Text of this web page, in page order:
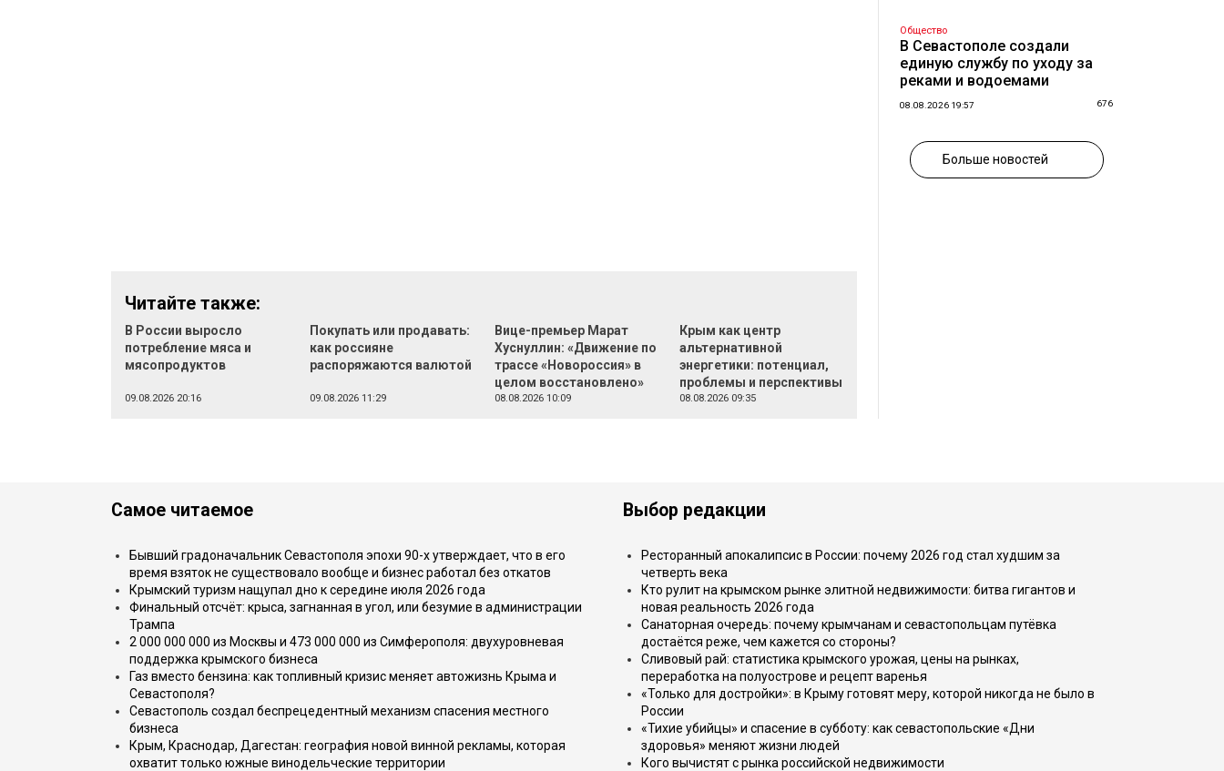
Читайте также:
В России выросло
потребление мяса и
мясопродуктов
09.08.2026 20:16
Покупать или продавать:
как россияне
распоряжаются валютой
09.08.2026 11:29
Вице-премьер Марат
Хуснуллин: «Движение по
трассе «Новороссия» в
целом восстановлено»
08.08.2026 10:09
Крым как центр
альтернативной
энергетики: потенциал,
проблемы и перспективы
08.08.2026 09:35
Общество
В Севастополе создали
единую службу по уходу за
реками и водоемами
08.08.2026 19:57 676
Больше новостей
Самое читаемое
Бывший градоначальник Севастополя эпохи 90-х утверждает, что в его
время взяток не существовало вообще и бизнес работал без откатов
Крымский туризм нащупал дно к середине июля 2026 года
Финальный отсчёт: крыса, загнанная в угол, или безумие в администрации
Трампа
2 000 000 000 из Москвы и 473 000 000 из Симферополя: двухуровневая
поддержка крымского бизнеса
Газ вместо бензина: как топливный кризис меняет автожизнь Крыма и
Севастополя?
Севастополь создал беспрецедентный механизм спасения местного
бизнеса
Крым, Краснодар, Дагестан: география новой винной рекламы, которая
охватит только южные винодельческие территории
Выбор редакции
Ресторанный апокалипсис в России: почему 2026 год стал худшим за
четверть века
Кто рулит на крымском рынке элитной недвижимости: битва гигантов и
новая реальность 2026 года
Санаторная очередь: почему крымчанам и севастопольцам путёвка
достаётся реже, чем кажется со стороны?
Сливовый рай: статистика крымского урожая, цены на рынках,
переработка на полуострове и рецепт варенья
«Только для достройки»: в Крыму готовят меру, которой никогда не было в
России
«Тихие убийцы» и спасение в субботу: как севастопольские «Дни
здоровья» меняют жизни людей
Кого вычистят с рынка российской недвижимости